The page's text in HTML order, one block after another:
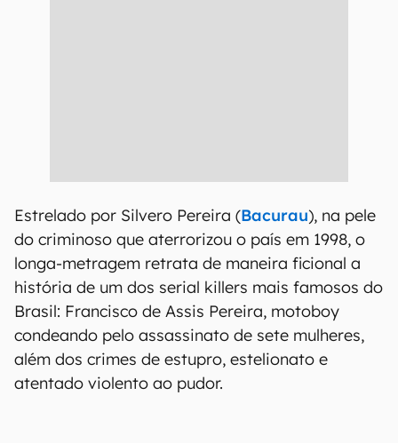
Estrelado por Silvero Pereira (Bacurau), na pele
do criminoso que aterrorizou o país em 1998, o
longa-metragem retrata de maneira ficional a
história de um dos serial killers mais famosos do
Brasil: Francisco de Assis Pereira, motoboy
condeando pelo assassinato de sete mulheres,
além dos crimes de estupro, estelionato e
atentado violento ao pudor.